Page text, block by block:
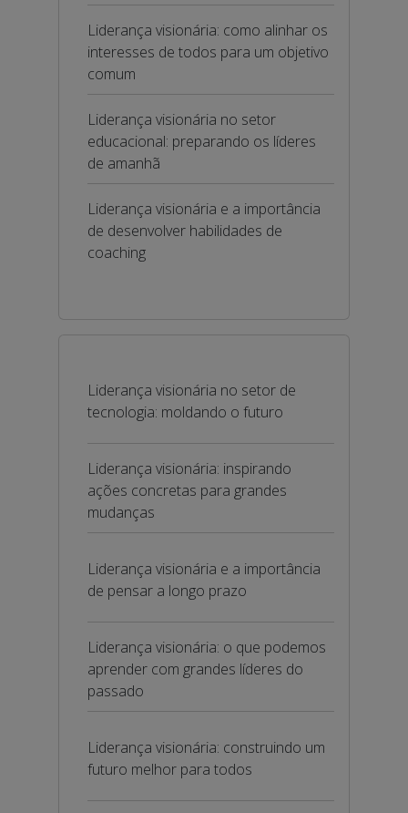
Liderança visionária: como alinhar os
interesses de todos para um objetivo
comum
Liderança visionária no setor
educacional: preparando os líderes
de amanhã
Liderança visionária e a importância
de desenvolver habilidades de
coaching
Liderança visionária no setor de
tecnologia: moldando o futuro
Liderança visionária: inspirando
ações concretas para grandes
mudanças
Liderança visionária e a importância
de pensar a longo prazo
Liderança visionária: o que podemos
aprender com grandes líderes do
passado
Liderança visionária: construindo um
futuro melhor para todos